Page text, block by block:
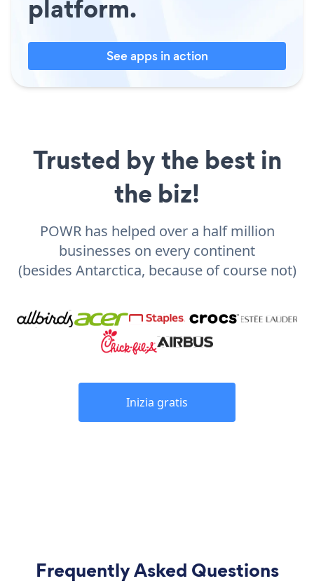
platform.
See apps in action
Trusted by the best in
the biz!
POWR has helped over a half million
businesses on every continent
(besides Antarctica, because of course not)
Inizia gratis
Frequently Asked Questions